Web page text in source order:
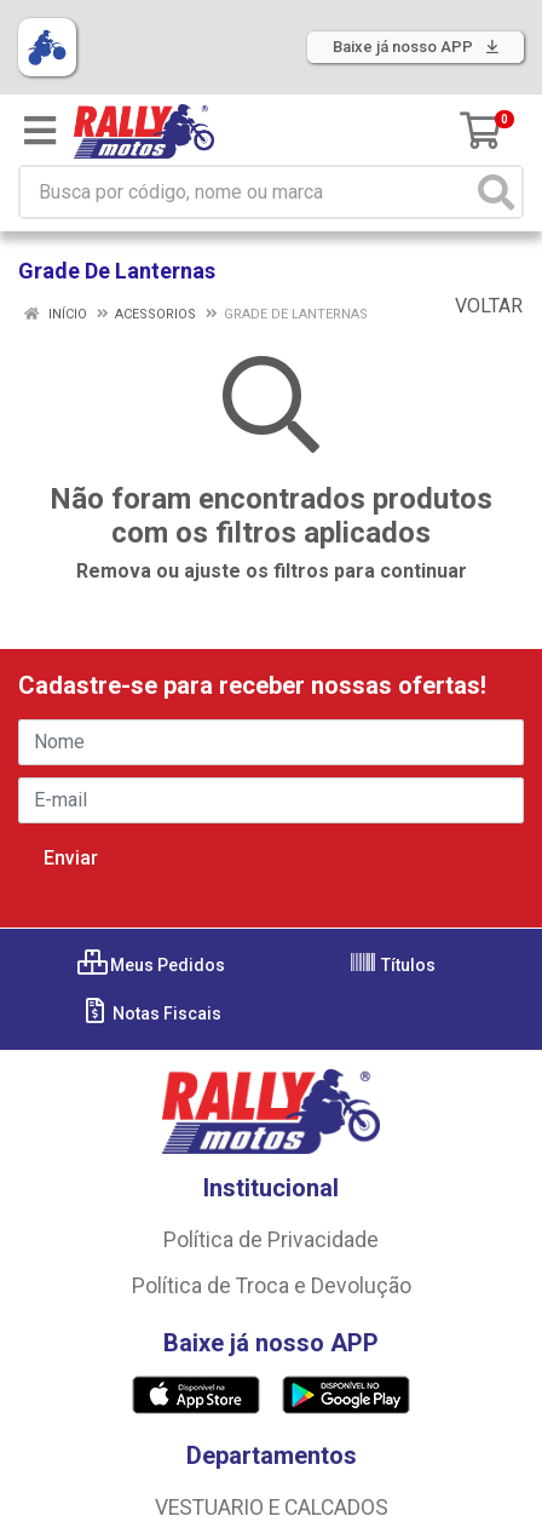
Baixe já nosso APP
0
Grade De Lanternas
VOLTAR
INÍCIO ACESSORIOS GRADE DE LANTERNAS
Não foram encontrados produtos
com os filtros aplicados
Remova ou ajuste os filtros para continuar
Cadastre-se para receber nossas ofertas!
Meus Pedidos Títulos
Notas Fiscais
Institucional
Política de Privacidade
Política de Troca e Devolução
Baixe já nosso APP
Departamentos
VESTUARIO E CALCADOS